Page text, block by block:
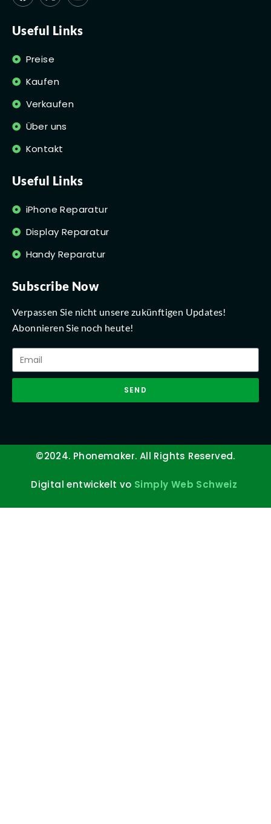
Useful Links
Preise
Kaufen
Verkaufen
Über uns
Kontakt
Useful Links
iPhone Reparatur
Display Reparatur
Handy Reparatur
Subscribe Now
Verpassen Sie nicht unsere zukünftigen Updates!
Abonnieren Sie noch heute!
SEND
©2024. Phonemaker. All Rights Reserved.
Digital entwickelt vo Simply Web Schweiz